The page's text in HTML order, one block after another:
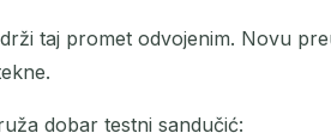
taj promet odvojenim. Novu
dobar testni sandučić: